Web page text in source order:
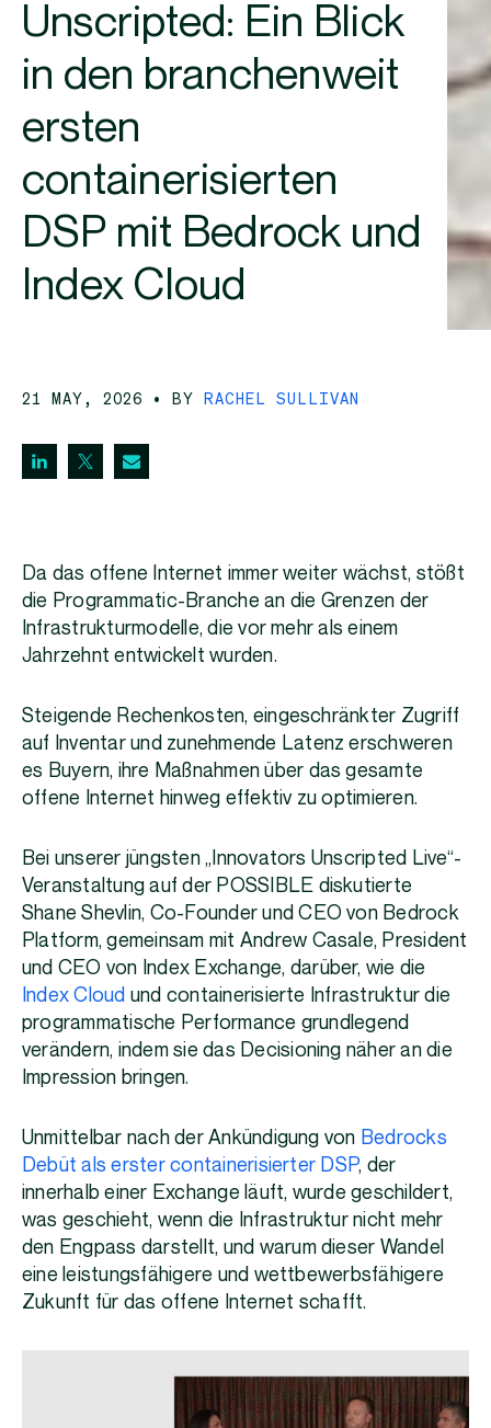
Unscripted: Ein Blick
in den branchenweit
ersten
containerisierten
DSP mit Bedrock und
Index Cloud
21 MAY, 2026 • BYRACHEL SULLIVAN
Da das offene Internet immer weiter wächst, stößt
die Programmatic-Branche an die Grenzen der
Infrastrukturmodelle, die vor mehr als einem
Jahrzehnt entwickelt wurden.
Steigende Rechenkosten, eingeschränkter Zugriff
auf Inventar und zunehmende Latenz erschweren
es Buyern, ihre Maßnahmen über das gesamte
offene Internet hinweg effektiv zu optimieren.
Bei unserer jüngsten „Innovators Unscripted Live“-
Veranstaltung auf der POSSIBLE diskutierte
Shane Shevlin, Co-Founder und CEO von Bedrock
Platform, gemeinsam mit Andrew Casale, President
und CEO von Index Exchange, darüber, wie die
Index Cloud und containerisierte Infrastruktur die
programmatische Performance grundlegend
verändern, indem sie das Decisioning näher an die
Impression bringen.
Unmittelbar nach der Ankündigung von Bedrocks
Debüt als erster containerisierter DSP, der
innerhalb einer Exchange läuft, wurde geschildert,
was geschieht, wenn die Infrastruktur nicht mehr
den Engpass darstellt, und warum dieser Wandel
eine leistungsfähigere und wettbewerbsfähigere
Zukunft für das offene Internet schafft.